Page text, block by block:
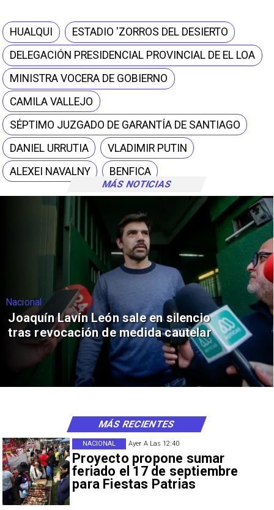
MÁS NOTICIAS
HUALQUI
ESTADIO 'ZORROS DEL DESIERTO
DELEGACIÓN PRESIDENCIAL PROVINCIAL DE EL LOA
MINISTRA VOCERA DE GOBIERNO
CAMILA VALLEJO
SÉPTIMO JUZGADO DE GARANTÍA DE SANTIAGO
DANIEL URRUTIA
VLADIMIR PUTIN
ALEXEI NAVALNY
BENFICA
Nacional
Joaquín Lavín León sale en silencio
tras revocación de medida cautelar
Ayer A Las 12:40
Proyecto propone sumar
feriado el 17 de septiembre
para Fiestas Patrias
NACIONAL
MÁS RECIENTES